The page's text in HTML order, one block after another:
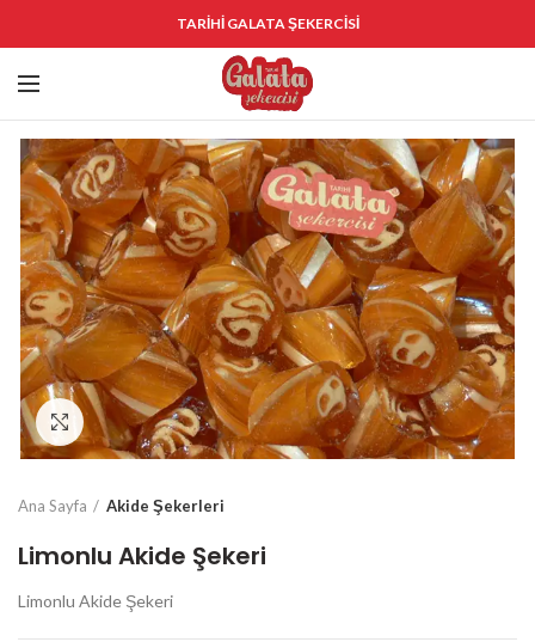
TARİHİ GALATA ŞEKERCİSİ
Click to enlarge
Ana Sayfa Akide Şekerleri
Limonlu Akide Şekeri
Limonlu Akide Şekeri